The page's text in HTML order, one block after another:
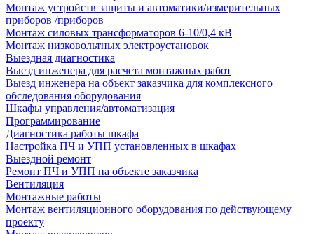
Монтаж устройств защиты и автоматики/измерительных
приборов /приборов
Монтаж силовых трансформаторов 6-10/0,4 кВ
Монтаж низковольтных электроустановок
Выездная диагностика
Выезд инженера для расчета монтажных работ
Выезд инженера на объект заказчика для комплексного
обследования оборудования
Шкафы управления/автоматизация
Программирование
Диагностика работы шкафа
Настройка ПЧ и УПП установленных в шкафах
Выездной ремонт
Ремонт ПЧ и УПП на объекте заказчика
Вентиляция
Монтажные работы
Монтаж вентиляционного оборудования по действующему
проекту